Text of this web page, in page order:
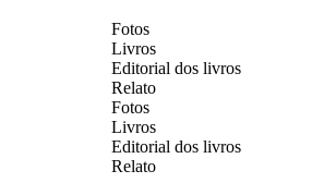
Fotos
Livros
Editorial dos livros
Relato
Fotos
Livros
Editorial dos livros
Relato